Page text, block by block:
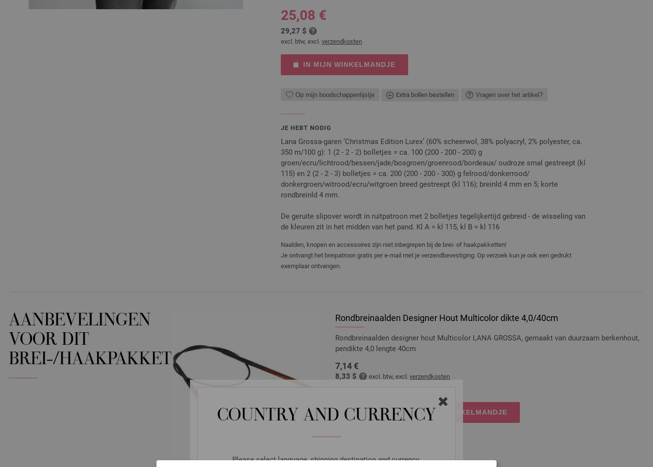
COUNTRY AND CURRENCY
Please select language, shipping destination and currency.
25,08 €
29,27 $
excl. btw, excl. verzendkosten
IN MIJN WINKELMANDJE
Op mijn boodschappenlijstje Extra bollen bestellen Vragen over het artikel?
JE HEBT NODIG
Lana Grossa-garen ‘Christmas Edition Lurex’ (60% scheerwol, 38% polyacryl, 2% polyester, ca.
350 m/100 g): 1 (2 - 2 - 2) bolletjes = ca. 100 (200 - 200 - 200) g
groen/ecru/lichtrood/bessen/jade/bosgroen/groenrood/bordeaux/ oudroze smal gestreept (kl
115) en 2 (2 - 2 - 3) bolletjes = ca. 200 (200 - 200 - 300) g felrood/donkerrood/
donkergroen/witrood/ecru/witgroen breed gestreept (kl 116); breinld 4 mm en 5; korte
rondbreinld 4 mm.
De geruite slipover wordt in ruitpatroon met 2 bolletjes tegelijkertijd gebreid - de wisseling van
de kleuren zit in het midden van het pand. Kl A = kl 115, kl B = kl 116
Naalden, knopen en accessoires zijn niet inbegrepen bij de brei- of haakpakketten!
Je ontvangt het breipatroon gratis per e-mail met je verzendbevestiging. Op verzoek kun je ook een gedrukt
exemplaar ontvangen.
AANBEVELINGEN
VOOR DIT
BREI-/HAAKPAKKET
Rondbreinaalden Designer Hout Multicolor dikte 4,0/40cm
Rondbreinaalden designer hout Multicolor LANA GROSSA, gemaakt van duurzaam berkenhout,
pendikte 4,0 lengte 40cm
7,14 €
8,33 $ excl. btw, excl. verzendkosten
IN MIJN WINKELMANDJE